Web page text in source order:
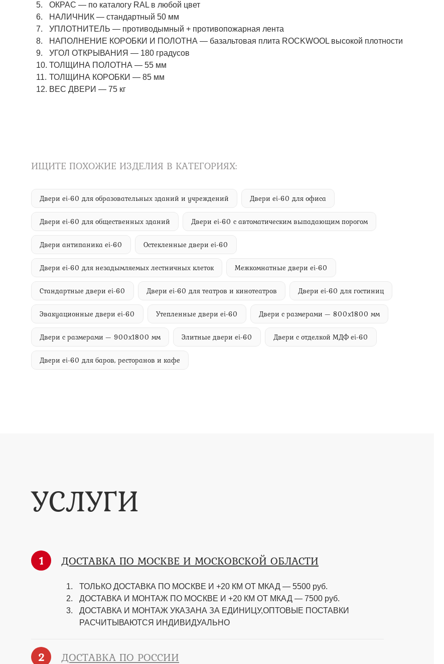
ОКРАС — по каталогу RAL в любой цвет​​​​​​​
НАЛИЧНИК — стандартный 50 мм
УПЛОТНИТЕЛЬ — противодымный + противопожарная лента
НАПОЛНЕНИЕ КОРОБКИ И ПОЛОТНА — базальтовая плита ROCKWOOL высокой плотности
УГОЛ ОТКРЫВАНИЯ — 180 градусов
ТОЛЩИНА ПОЛОТНА — 55 мм
ТОЛЩИНА КОРОБКИ — 85 мм
ВЕС ДВЕРИ — 75 кг
ИЩИТЕ ПОХОЖИЕ ИЗДЕЛИЯ В КАТЕГОРИЯХ:
Двери ei-60 для образовательных зданий и учреждений Двери ei-60 для офиса
Двери ei-60 для общественных зданий Двери ei-60 с автоматическим выпадающим порогом
Двери антипаника ei-60 Остекленные двери ei-60
Двери ei-60 для незадымляемых лестничных клеток Межкомнатные двери ei-60
Стандартные двери ei-60 Двери ei-60 для театров и кинотеатров Двери ei-60 для гостиниц
Эвакуационные двери ei-60 Утепленные двери ei-60 Двери с размерами — 800х1800 мм
Двери с размерами — 900х1800 мм Элитные двери ei-60 Двери с отделкой МДФ ei-60
Двери ei-60 для баров, ресторанов и кафе
УСЛУГИ
1 ДОСТАВКА ПО МОСКВЕ И МОСКОВСКОЙ ОБЛАСТИ
ТОЛЬКО ДОСТАВКА ПО МОСКВЕ И +20 КМ ОТ МКАД — 5500 руб.
ДОСТАВКА И МОНТАЖ ПО МОСКВЕ И +20 КМ ОТ МКАД — 7500 руб.
ДОСТАВКА И МОНТАЖ УКАЗАНА ЗА ЕДИНИЦУ,ОПТОВЫЕ ПОСТАВКИ
РАСЧИТЫВАЮТСЯ ИНДИВИДУАЛЬНО
2 ДОСТАВКА ПО РОССИИ